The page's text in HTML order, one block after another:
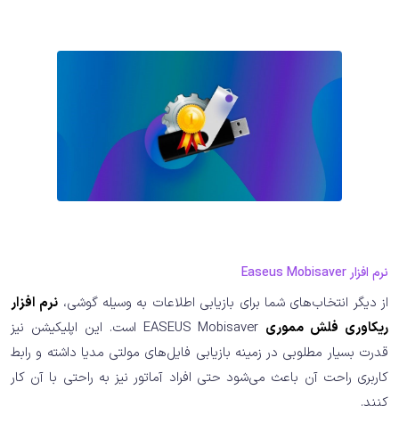
نرم افزار Easeus Mobisaver
از دیگر انتخاب‌های شما برای بازیابی اطلاعات به وسیله گوشی، نرم افزار
ریکاوری فلش مموری
EASEUS Mobisaver است. این اپلیکیشن نیز
قدرت بسیار مطلوبی در زمینه بازیابی فایل‌های مولتی مدیا داشته و رابط
کاربری راحت آن باعث می‌شود حتی افراد آماتور نیز به راحتی با آن کار
کنند.